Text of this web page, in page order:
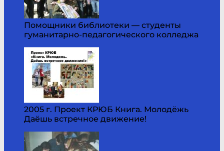
Помощники библиотеки — студенты
гуманитарно-педагогического колледжа
2005 г. Проект КРЮБ Книга. Молодёжь
Даёшь встречное движение!